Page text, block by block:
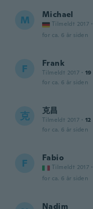
M Michael
Tilmeldt 2017 ·
for ca. 6 år siden
F Frank
Tilmeldt 2017 · 19
for ca. 6 år siden
克 克昌
Tilmeldt 2017 · 12
for ca. 6 år siden
F Fabio
Tilmeldt 2017 ·
for ca. 6 år siden
Nadim